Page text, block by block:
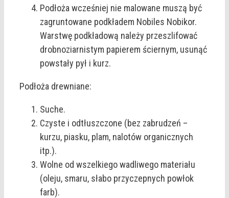
Podłoża wcześniej nie malowane muszą być
zagruntowane podkładem Nobiles Nobikor.
Warstwę podkładową należy przeszlifować
drobnoziarnistym papierem ściernym, usunąć
powstały pył i kurz.
Podłoża drewniane:
Suche.
Czyste i odtłuszczone (bez zabrudzeń –
kurzu, piasku, plam, nalotów organicznych
itp.).
Wolne od wszelkiego wadliwego materiału
(oleju, smaru, słabo przyczepnych powłok
farb).